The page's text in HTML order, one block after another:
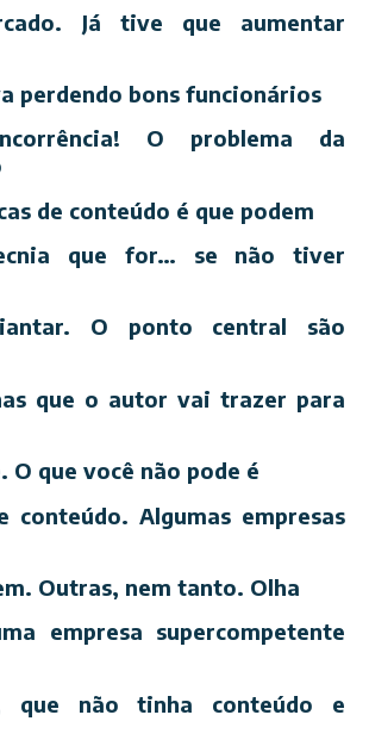
Já tive que aumentar
perdendo bons funcionários
O problema da
de conteúdo é que podem
que for… se não tiver
O ponto central são
que o autor vai trazer para
O que você não pode é
conteúdo. Algumas empresas
Outras, nem tanto. Olha
empresa supercompetente
que não tinha conteúdo e